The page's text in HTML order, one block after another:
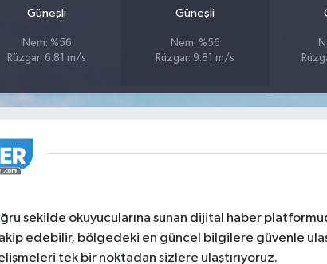
Güneşli
Nem: %56
Rüzgar: 6.81 m/s
Güneşli
Nem: %56
Rüzgar: 9.81 m/s
şekilde okuyucularına sunan dijital haber
edebilir, bölgedeki en güncel bilgilere güvenle
tek bir noktadan sizlere ulaştırıyoruz.